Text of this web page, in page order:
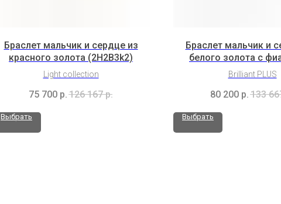
Браслет мальчик и сердце из
красного золота (2H2B3k2)
Light collection
75 700 р. 126 167 р.
Выбрать
Браслет мальчик и
белого золота с
(3H7B8K2)
Brilliant PLUS
80 200 р. 133
Выбрать